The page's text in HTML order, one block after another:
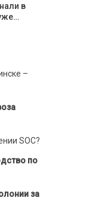
в
–
SOC?
по
за